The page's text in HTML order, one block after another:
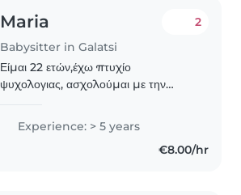
Maria
Babysitter in Galatsi
2
Είμαι 22 ετών,έχω πτυχίο
ψυχολογιας, ασχολούμαι με την
εργάζομαι τα καλοκαίρια σε παιδική
Κατασκηνωση. Είμαι επικοινωνιακή,
Experience: > 5 years
€8.00/hr